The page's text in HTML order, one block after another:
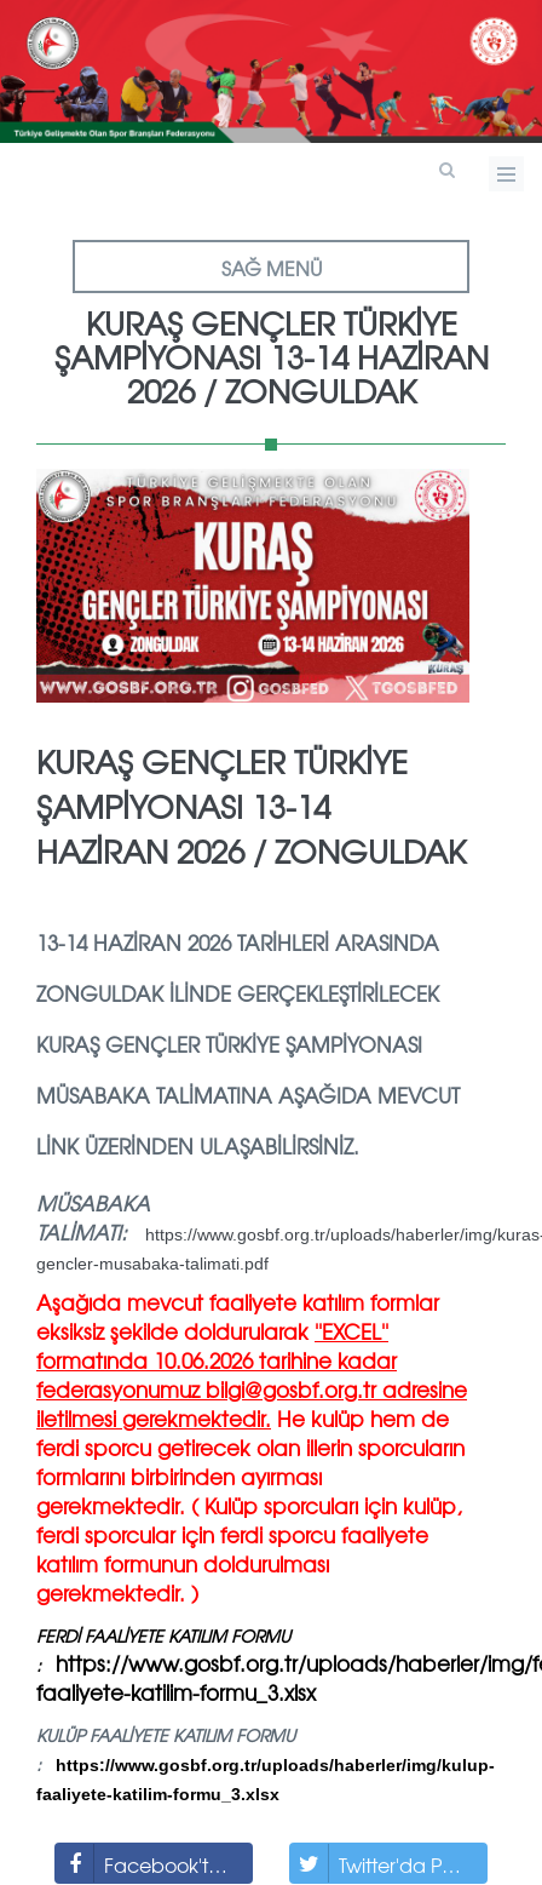
SAĞ MENÜ
KURAŞ GENÇLER TÜRKİYE
ŞAMPİYONASI 13-14 HAZİRAN
2026 / ZONGULDAK
KURAŞ GENÇLER TÜRKİYE
ŞAMPİYONASI 13-14
HAZİRAN 2026 / ZONGULDAK
13-14 HAZİRAN 2026 TARIHLERI ARASINDA
ZONGULDAK ILINDE GERÇEKLEŞTIRILECEK
KURAŞ GENÇLER TÜRKIYE ŞAMPIYONASI
MÜSABAKA TALIMATINA AŞAĞIDA MEVCUT
LINK ÜZERINDEN ULAŞABILIRSINIZ.
MÜSABAKA
TALİMATI:
https://www.gosbf.org.tr/uploads/haberler/img/
gencler-musabaka-talimati.pdf
Aşağıda mevcut faaliyete katılım formlar
eksiksiz şekilde doldurularak ''EXCEL''
formatında 10.06.2026 tarihine kadar
federasyonumuz bilgi@gosbf.org.tr adresine
iletilmesi gerekmektedir. He kulüp hem de
ferdi sporcu getirecek olan illerin sporcuların
formlarını birbirinden ayırması
gerekmektedir. ( Kulüp sporcuları için kulüp,
ferdi sporcular için ferdi sporcu faaliyete
katılım formunun doldurulması
gerekmektedir. )
FERDİ FAALİYETE KATILIM FORMU
: https://www.gosbf.org.tr/uploads/haberler/img/
faaliyete-katilim-formu_3.xlsx
KULÜP FAALİYETE KATILIM FORMU
:
https://www.gosbf.org.tr/uploads/haberler/img/kulup-
faaliyete-katilim-formu_3.xlsx
Facebook'ta Paylaş Twitter'da Paylaş